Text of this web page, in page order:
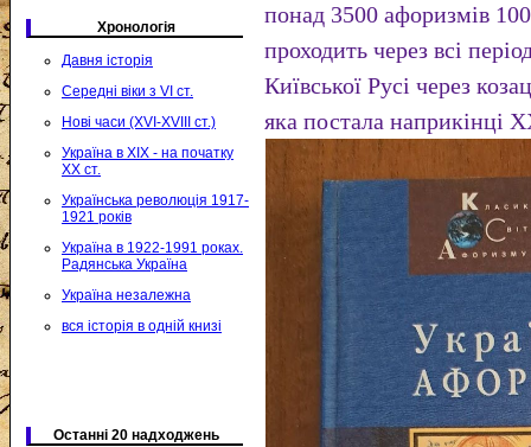
Хронологія
Давня історія
Середні віки з VI ст.
Нові часи (XVI-XVIII ст.)
Україна в XIX - на початку
XX ст.
Українська революція 1917-
1921 років
Україна в 1922-1991 роках.
Радянська Україна
Україна незалежна
вся історія в одній книзі
Останні 20 надходжень
понад 3500 афоризмів
проходить через всі
Київської Русі через
яка постала наприкінці